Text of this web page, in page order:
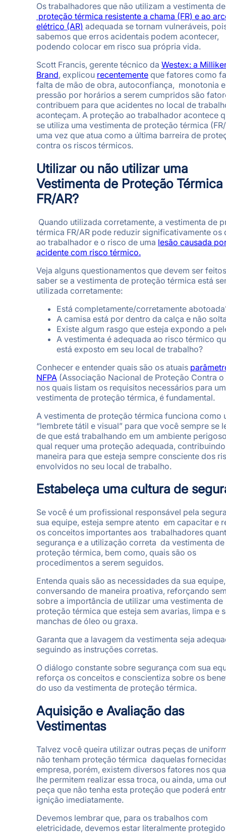
Os trabalhadores que não utilizam a vestimenta de
proteção térmica resistente a chama (FR) e ao
elétrico (AR) adequada se tornam vulneráveis,
sabemos que erros acidentais podem acontecer,
podendo colocar em risco sua própria vida.
Scott Francis, gerente técnico da Westex: a
Brand, explicou recentemente que fatores como
falta de mão de obra, autoconfiança, monotonia e
pressão por horários a serem cumpridos são
contribuem para que acidentes no local de
aconteçam. A proteção ao trabalhador acontece
se utiliza uma vestimenta de proteção térmica
uma vez que atua como a última barreira de
contra os riscos térmicos.
Utilizar ou não utilizar uma
Vestimenta de Proteção Térmica
FR/AR?
Quando utilizada corretamente, a vestimenta de
térmica FR/AR pode reduzir significativamente os
ao trabalhador e o risco de uma lesão causada
acidente com risco térmico.
Veja alguns questionamentos que devem ser
saber se a vestimenta de proteção térmica está
utilizada corretamente:
Está completamente/corretamente
A camisa está por dentro da calça e não
Existe algum rasgo que esteja expondo a
A vestimenta é adequada ao risco térmico
está exposto em seu local de trabalho?
Conhecer e entender quais são os atuais
NFPA (Associação Nacional de Proteção Contra o
nos quais listam os requisitos necessários para
vestimenta de proteção térmica, é fundamental.
A vestimenta de proteção térmica funciona como
“lembrete tátil e visual” para que você sempre se
de que está trabalhando em um ambiente
qual requer uma proteção adequada,
maneira para que esteja sempre consciente dos
envolvidos no seu local de trabalho.
Estabeleça uma cultura de
Se você é um profissional responsável pela
sua equipe, esteja sempre atento em capacitar e
os conceitos importantes aos trabalhadores
segurança e a utilização correta da vestimenta de
proteção térmica, bem como, quais são os
procedimentos a serem seguidos.
Entenda quais são as necessidades da sua equipe,
conversando de maneira proativa, reforçando
sobre a importância de utilizar uma vestimenta de
proteção térmica que esteja sem avarias, limpa e
manchas de óleo ou graxa.
Garanta que a lavagem da vestimenta seja
seguindo as instruções corretas.
O diálogo constante sobre segurança com sua
reforça os conceitos e conscientiza sobre os
do uso da vestimenta de proteção térmica.
Aquisição e Avaliação das
Vestimentas
Talvez você queira utilizar outras peças de
não tenham proteção térmica daquelas
empresa, porém, existem diversos fatores nos
lhe permitem realizar essa troca, ou ainda, uma
peça que não tenha esta proteção que poderá
ignição imediatamente.
Devemos lembrar que, para os trabalhos com
eletricidade, devemos estar literalmente